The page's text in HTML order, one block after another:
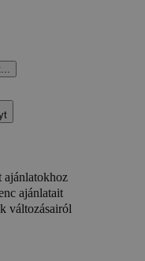
ajánlatokhoz
ajánlatait
változásairól